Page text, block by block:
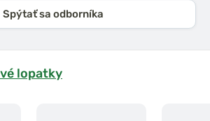
Spýtať sa odborníka
lopatky